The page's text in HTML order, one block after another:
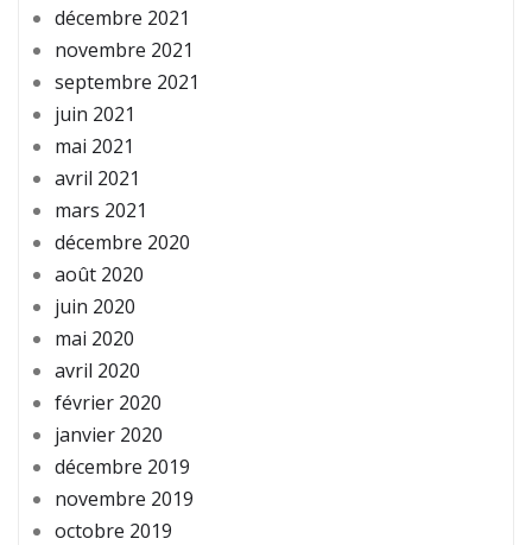
décembre 2021
novembre 2021
septembre 2021
juin 2021
mai 2021
avril 2021
mars 2021
décembre 2020
août 2020
juin 2020
mai 2020
avril 2020
février 2020
janvier 2020
décembre 2019
novembre 2019
octobre 2019